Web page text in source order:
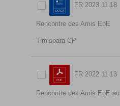
FR 2023 11 18
Rencontre des Amis EpE
Timisoara CP
FR 2022 11 13
Rencontre des Amis EpE au